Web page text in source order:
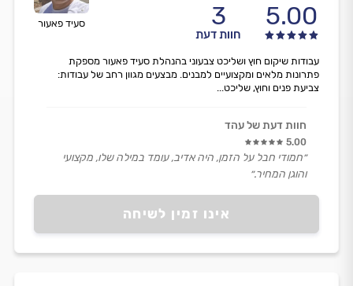
סעיד פאעור 5.00
3
חוות דעת
אינו זמין לשיחה
עבודות שיקום חוץ ושליכט צבעוני בהנהלת סעיד פאעור מספקת
פתרונות מלאים ומקצועיים למבנים. מבצעים מגוון רחב של עבודות:
צביעת פנים וחוץ, שליכט...
חוות דעת של עהד
5.00
״חמודי חבל על הזמן, היה אדיב, עומד במילה שלו, מקצועי
והוגן המחיר.״